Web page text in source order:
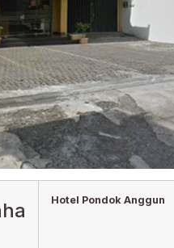
Hotel Pondok Anggun